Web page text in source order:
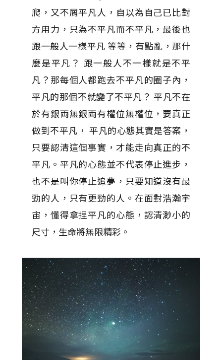
爬，又不屑平凡人，自以為自己已比對
方用力，只為不平凡而不平凡，最後也
跟一般人一樣平凡 等等，有點亂，那什
麼是平凡？ 跟一般人不一樣就是不平
凡？那每個人都跑去不平凡的圈子內，
平凡的那個不就變了不平凡？ 平凡不在
於有銀両無銀両有權位無權位，要真正
做到不平凡， 平凡的心態其實是答案，
只要認清這個事實，才能走向真正的不
平凡。平凡的心態並不代表停止進步，
也不是叫你停止追夢，只要知道沒有最
勁的人，只有更勁的人。在面對浩瀚宇
宙，懂得拿捏平凡的心態，認清渺小的
尺寸，生命將無限精彩。